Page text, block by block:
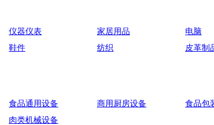
仪器仪表 家居用品 电脑
鞋件 纺织 皮革制
食品通用设备 商用厨房设备 食品包
肉类机械设备